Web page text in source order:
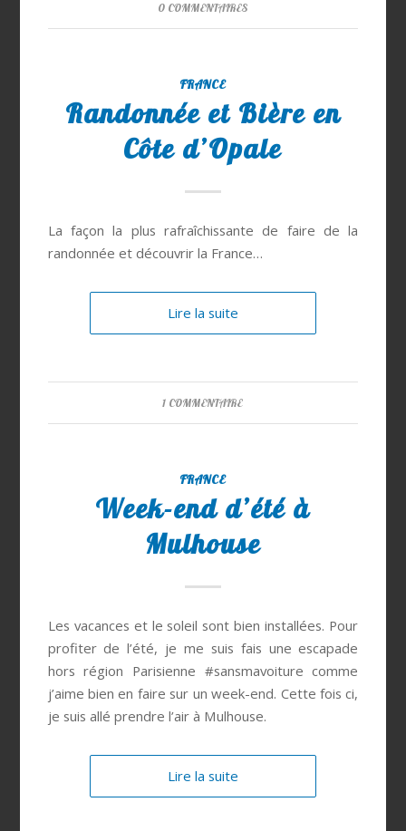
0 COMMENTAIRES
FRANCE
Randonnée et Bière en
Côte d’Opale
La façon la plus rafraîchissante de faire de la
randonnée et découvrir la France…
Lire la suite
1 COMMENTAIRE
FRANCE
Week-end d’été à
Mulhouse
Les vacances et le soleil sont bien installées. Pour
profiter de l’été, je me suis fais une escapade
hors région Parisienne #sansmavoiture comme
j’aime bien en faire sur un week-end. Cette fois ci,
je suis allé prendre l’air à Mulhouse.
Lire la suite